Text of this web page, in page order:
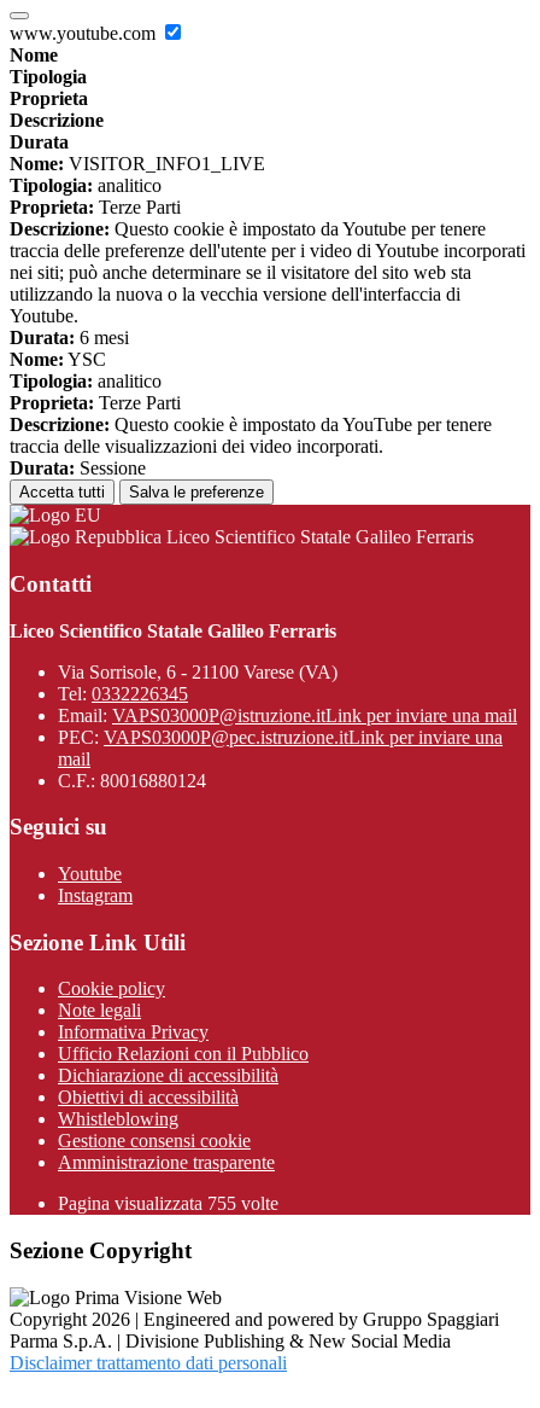
www.youtube.com
Nome
Tipologia
Proprieta
Descrizione
Durata
Nome: VISITOR_INFO1_LIVE
Tipologia: analitico
Proprieta: Terze Parti
Descrizione: Questo cookie è impostato da Youtube per tenere
traccia delle preferenze dell'utente per i video di Youtube incorporati
nei siti; può anche determinare se il visitatore del sito web sta
utilizzando la nuova o la vecchia versione dell'interfaccia di
Youtube.
Durata: 6 mesi
Nome: YSC
Tipologia: analitico
Proprieta: Terze Parti
Descrizione: Questo cookie è impostato da YouTube per tenere
traccia delle visualizzazioni dei video incorporati.
Durata: Sessione
Accetta tutti Salva le preferenze
Liceo Scientifico Statale Galileo Ferraris
Contatti
Liceo Scientifico Statale Galileo Ferraris
Via Sorrisole, 6 - 21100 Varese (VA)
Tel: 0332226345
Email: VAPS03000P@istruzione.itLink per inviare una mail
PEC: VAPS03000P@pec.istruzione.itLink per inviare una
mail
C.F.: 80016880124
Seguici su
Youtube
Instagram
Sezione Link Utili
Cookie policy
Note legali
Informativa Privacy
Ufficio Relazioni con il Pubblico
Dichiarazione di accessibilità
Obiettivi di accessibilità
Whistleblowing
Gestione consensi cookie
Amministrazione trasparente
Pagina visualizzata 755 volte
Sezione Copyright
Copyright 2026 | Engineered and powered by Gruppo Spaggiari
Parma S.p.A. | Divisione Publishing & New Social Media
Disclaimer trattamento dati personali